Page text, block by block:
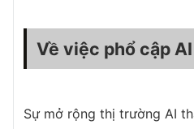
Về việc phổ cập AI
Sự mở rộng thị trường AI